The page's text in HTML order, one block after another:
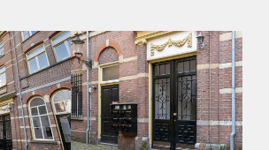
welke toegang geeft tot alle vertrekken.
keuken met oa koelkast en vaatwasser.
plafondhoogte van ca. 5 meter en een
en openslaande deuren naar het dakterras.
aparte badkamer met
en een apart toilet.